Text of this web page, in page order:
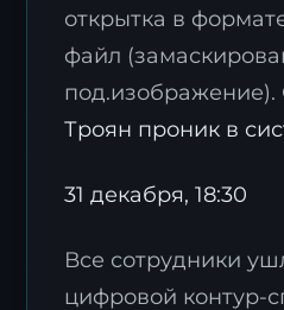
открытка в
файл
под.изображение).
Троян проник в
31 декабря, 18:30
Все сотрудники
цифровой контур-